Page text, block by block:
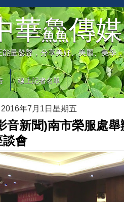
華鱻傳媒
量發聲，分享美好、美麗、美學
線上記者名單
2016年7月1日星期五
音新聞)南市榮服處
談會